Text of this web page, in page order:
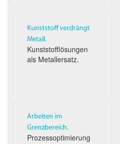
Kunststoff verdrängt
Metall.
Kunststofflösungen
als Metallersatz.
Arbeiten im
Grenzbereich.
Prozessoptimierung